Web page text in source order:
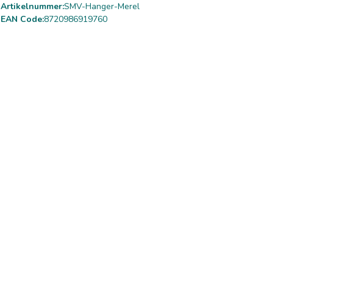
Artikelnummer:SMV-Hanger-Merel
EAN Code:8720986919760